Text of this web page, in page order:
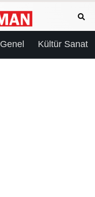
Genel Kültür Sanat